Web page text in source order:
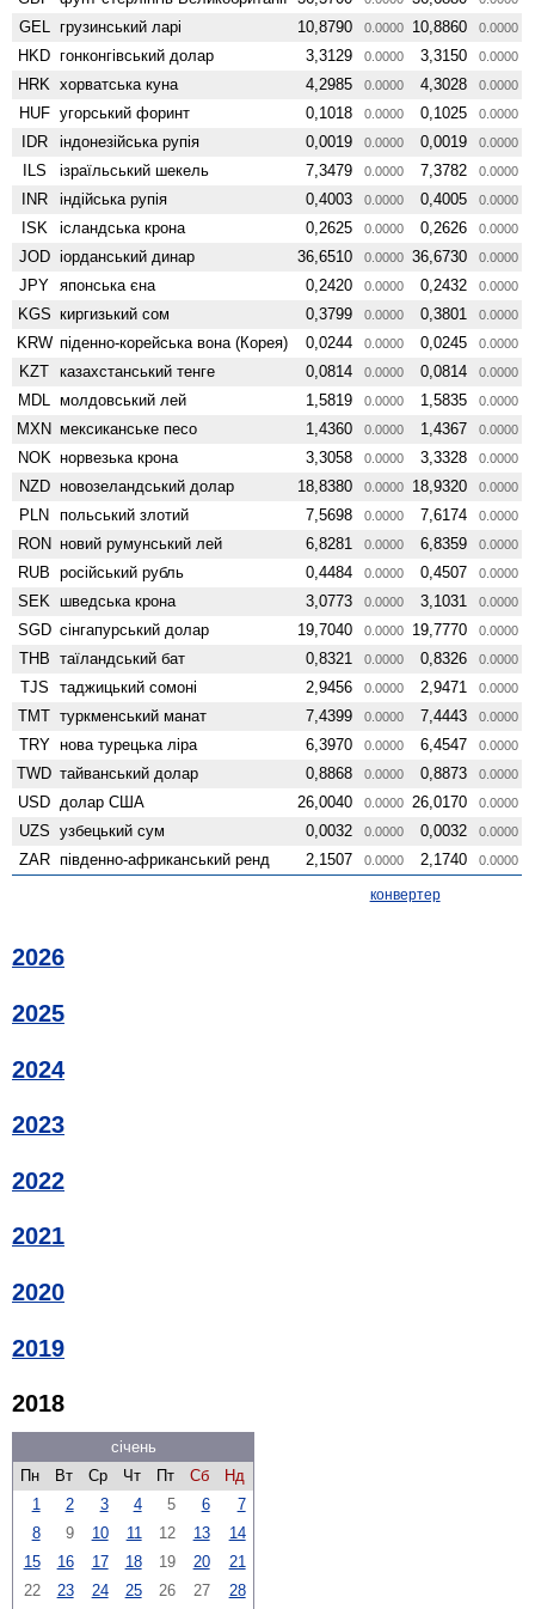
GEL грузинський ларі 10,8790 0.0000 10,8860 0.0000
HKD гонконгівський долар 3,3129 0.0000 3,3150 0.0000
HRK хорватська куна 4,2985 0.0000 4,3028 0.0000
HUF угорський форинт 0,1018 0.0000 0,1025 0.0000
IDR індонезійська рупія 0,0019 0.0000 0,0019 0.0000
ILS ізраїльський шекель 7,3479 0.0000 7,3782 0.0000
INR індійська рупія 0,4003 0.0000 0,4005 0.0000
ISK ісландська крона 0,2625 0.0000 0,2626 0.0000
JOD іорданський динар 36,6510 0.0000 36,6730 0.0000
JPY японська єна 0,2420 0.0000 0,2432 0.0000
KGS киргизький сом 0,3799 0.0000 0,3801 0.0000
KRW піденно-корейська вона (Корея) 0,0244 0.0000 0,0245 0.0000
KZT казахстанський тенге 0,0814 0.0000 0,0814 0.0000
MDL молдовський лей 1,5819 0.0000 1,5835 0.0000
MXN мексиканське песо 1,4360 0.0000 1,4367 0.0000
NOK норвезька крона 3,3058 0.0000 3,3328 0.0000
NZD ново­зеландський долар 18,8380 0.0000 18,9320 0.0000
PLN польський злотий 7,5698 0.0000 7,6174 0.0000
RON новий румунський лей 6,8281 0.0000 6,8359 0.0000
RUB російський рубль 0,4484 0.0000 0,4507 0.0000
SEK шведська крона 3,0773 0.0000 3,1031 0.0000
SGD сінгапурський долар 19,7040 0.0000 19,7770 0.0000
THB таїландський бат 0,8321 0.0000 0,8326 0.0000
TJS таджицький сомоні 2,9456 0.0000 2,9471 0.0000
TMT туркменський манат 7,4399 0.0000 7,4443 0.0000
TRY нова турецька ліра 6,3970 0.0000 6,4547 0.0000
TWD тайванський долар 0,8868 0.0000 0,8873 0.0000
USD долар США 26,0040 0.0000 26,0170 0.0000
UZS узбецький сум 0,0032 0.0000 0,0032 0.0000
ZAR південно-африканський ренд 2,1507 0.0000 2,1740 0.0000
конвертер
2026
2025
2024
2023
2022
2021
2020
2019
2018
січень
Пн
Вт Ср Чт Пт Сб
Нд
1
2 3 4 5 6
7
8
9 10 11 12 13
14
15
16 17 18 19 20
21
22
23 24 25 26 27 28